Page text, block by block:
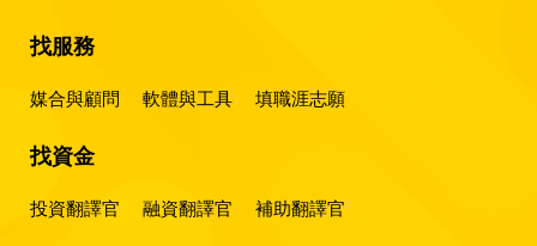
找服務
媒合與顧問 軟體與工具 填職涯志願
找資金
投資翻譯官 融資翻譯官 補助翻譯官